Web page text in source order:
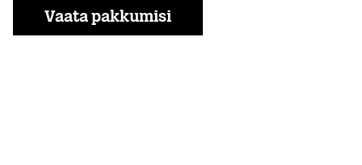
Vaata pakkumisi